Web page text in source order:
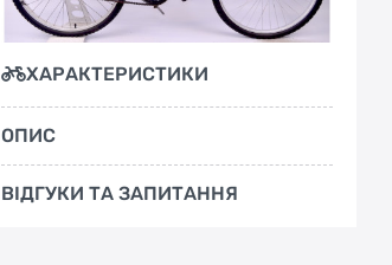
ХАРАКТЕРИСТИКИ
ОПИС
ВІДГУКИ ТА ЗАПИТАННЯ